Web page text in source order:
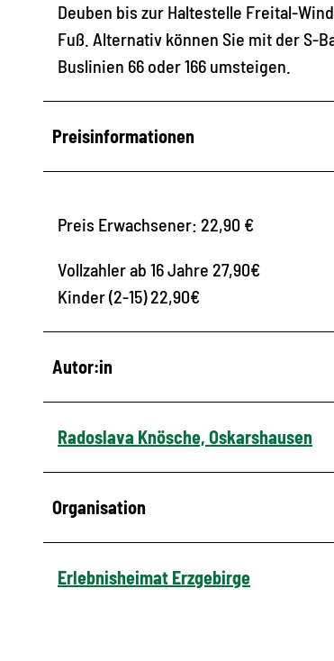
Deuben bis zur Haltestelle Freital-
Fuß. Alternativ können Sie mit der S-
Buslinien 66 oder 166 umsteigen.
Preisinformationen
Preis Erwachsener: 22,90 €
Vollzahler ab 16 Jahre 27,90€
Kinder (2-15) 22,90€
Autor:in
Radoslava Knösche, Oskarshausen
Organisation
Erlebnisheimat Erzgebirge